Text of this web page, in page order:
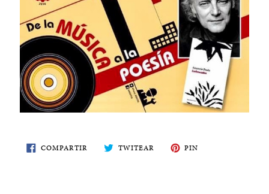
COMPARTIR COMPARTE
EN
TWITEAR TWITEA
EN
PIN